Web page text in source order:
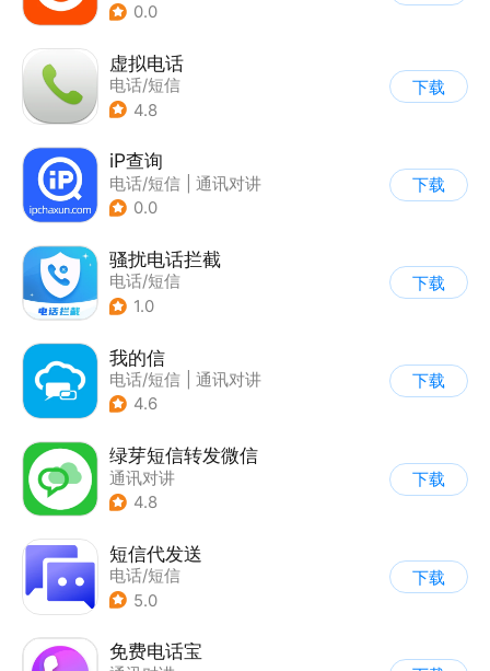
0.0
虚拟电话
电话/短信
4.8
下载
iP查询
电话/短信
通讯对讲
0.0
下载
骚扰电话拦截
电话/短信
1.0
下载
我的信
电话/短信
通讯对讲
4.6
下载
绿芽短信转发微信
通讯对讲
4.8
下载
短信代发送
电话/短信
5.0
下载
免费电话宝